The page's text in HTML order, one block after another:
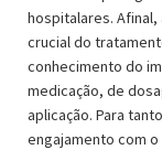
hospitalares.
crucial do
conhecimento do
medicação, de
aplicação. Para
engajamento com